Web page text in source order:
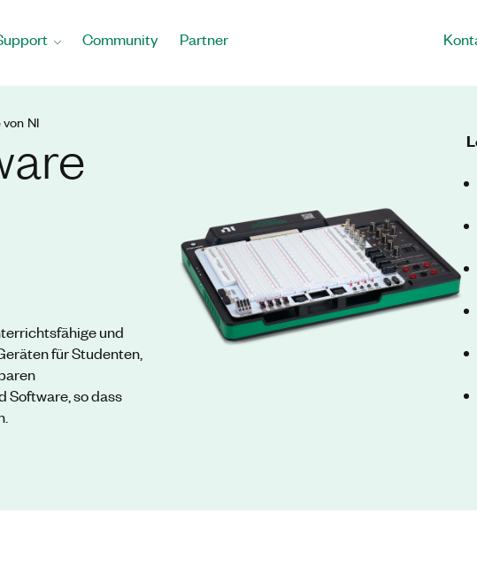
Community Partner
NI
und
für Studenten,
Software, so dass